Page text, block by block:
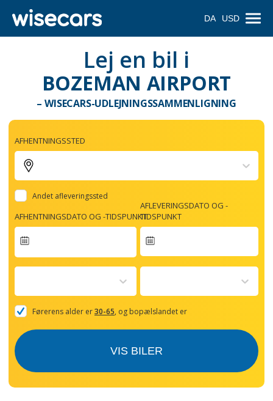
DA USD
Lej en bil i
BOZEMAN AIRPORT
– WISECARS-UDLEJNINGSSAMMENLIGNING
AFHENTNINGSSTED
Andet afleveringssted
AFHENTNINGSDATO OG -TIDSPUNKT
forward
with
the
and
AFLEVERINGSDATO OG -
TIDSPUNKT
Førerens alder er30-65, og bopælslandet er
VIS BILER